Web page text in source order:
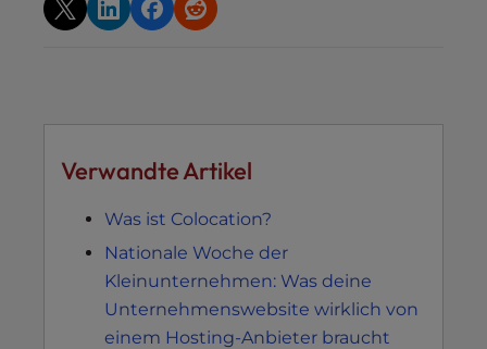
Verwandte Artikel
Was ist Colocation?
Nationale Woche der
Kleinunternehmen: Was deine
Unternehmenswebsite wirklich von
einem Hosting-Anbieter braucht